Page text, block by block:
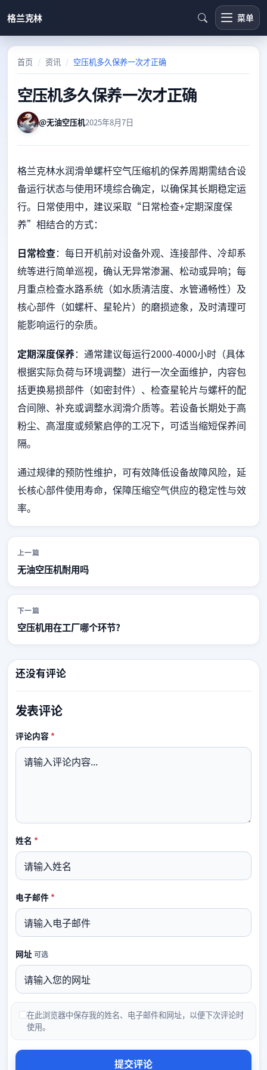
格兰克林 菜单
首页 资讯 空压机多久保养一次才正确
空压机多久保养一次才正确
@无油空压机2025年8月7日
格兰克林水润滑单螺杆空气压缩机的保养周期需结合设
备运行状态与使用环境综合确定，以确保其长期稳定运
行。日常使用中，建议采取“日常检查+定期深度保
养”相结合的方式：
日常检查：每日开机前对设备外观、连接部件、冷却系
统等进行简单巡视，确认无异常渗漏、松动或异响；每
月重点检查水路系统（如水质清洁度、水管通畅性）及
核心部件（如螺杆、星轮片）的磨损迹象，及时清理可
能影响运行的杂质。
定期深度保养：通常建议每运行2000-4000小时（具体
根据实际负荷与环境调整）进行一次全面维护，内容包
括更换易损部件（如密封件）、检查星轮片与螺杆的配
合间隙、补充或调整水润滑介质等。若设备长期处于高
粉尘、高湿度或频繁启停的工况下，可适当缩短保养间
隔。
通过规律的预防性维护，可有效降低设备故障风险，延
长核心部件使用寿命，保障压缩空气供应的稳定性与效
率。
上一篇
无油空压机耐用吗
下一篇
空压机用在工厂哪个环节?
还没有评论
发表评论
评论内容*必填
姓名 *必填
电子邮件*必填
网址 可选
在此浏览器中保存我的姓名、电子邮件和网址，以便下次评论时
使用。